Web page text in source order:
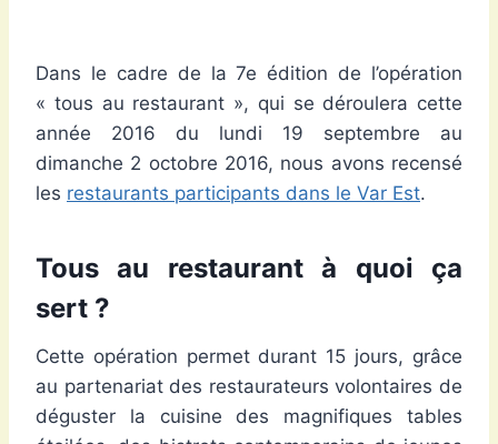
Dans le cadre de la 7e édition de l’opération
« tous au restaurant », qui se déroulera cette
année 2016 du lundi 19 septembre au
dimanche 2 octobre 2016, nous avons recensé
les restaurants participants dans le Var Est.
Tous au restaurant à quoi ça
sert ?
Cette opération permet durant 15 jours, grâce
au partenariat des restaurateurs volontaires de
déguster la cuisine des magnifiques tables